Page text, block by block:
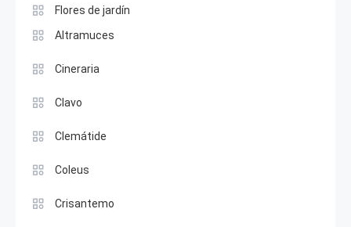
Flores de jardín
Altramuces
Cineraria
Clavo
Clemátide
Coleus
Crisantemo